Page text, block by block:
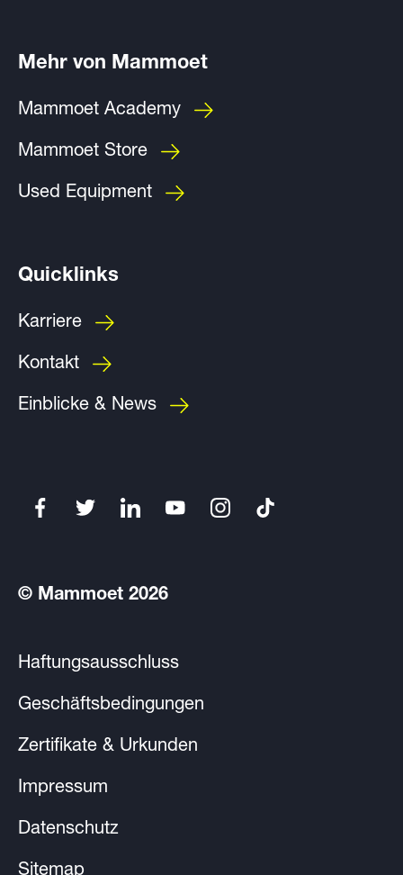
Mehr von Mammoet
Mammoet Academy
Mammoet Store
Used Equipment
Quicklinks
Karriere
Kontakt
Einblicke & News
© Mammoet 2026
Haftungsausschluss
Geschäftsbedingungen
Zertifikate & Urkunden
Impressum
Datenschutz